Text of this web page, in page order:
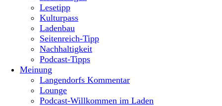
Lesetipp
Kulturpass
Ladenbau
Seitenreich-Tipp
Nachhaltigkeit
Podcast-Tipps
Meinung
Langendorfs Kommentar
Lounge
Podcast-Willkommen im Laden